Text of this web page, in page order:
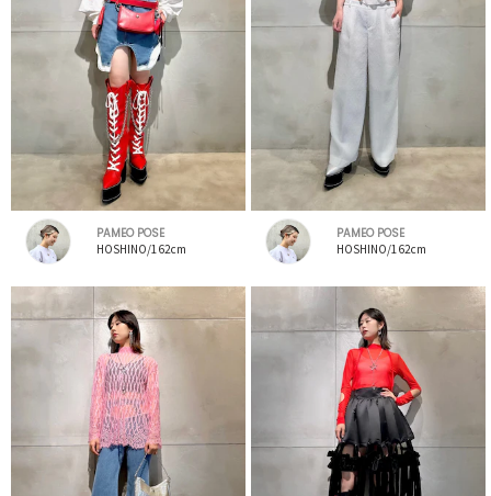
PAMEO POSE
HOSHINO/162cm
PAMEO POSE
HOSHINO/162cm